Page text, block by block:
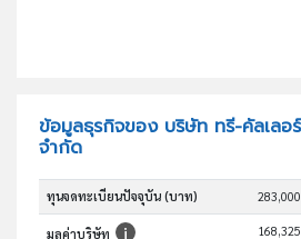
ข้อมูลธุรกิจของ บริษัท ทรี-คัลเลอ
จำกัด
ทุนจดทะเบียนปัจจุบัน (บาท)
มูลค่าบริษัท